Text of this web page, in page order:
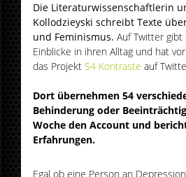
Die Literaturwissenschaftlerin
Kollodzieyski schreibt Texte
und Feminismus. Auf Twitter gibt
Einblicke in ihren Alltag und hat
das Projekt 54 Kontraste auf
Dort übernehmen 54
Behinderung oder
Woche den Account und
Erfahrungen.
Egal ob eine Person an